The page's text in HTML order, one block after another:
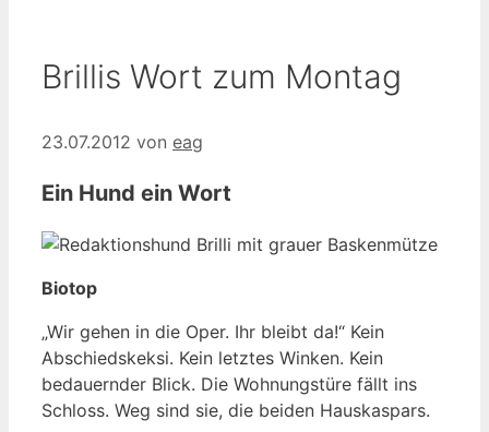
Brillis Wort zum Montag
23.07.2012 von eag
Ein Hund ein Wort
Biotop
„Wir gehen in die Oper. Ihr bleibt da!“ Kein
Abschiedskeksi. Kein letztes Winken. Kein
bedauernder Blick. Die Wohnungstüre fällt ins
Schloss. Weg sind sie, die beiden Hauskaspars.